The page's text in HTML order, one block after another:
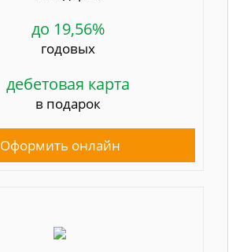
до 19,56%
годовых
дебетовая карта
в подарок
Оформить онлайн